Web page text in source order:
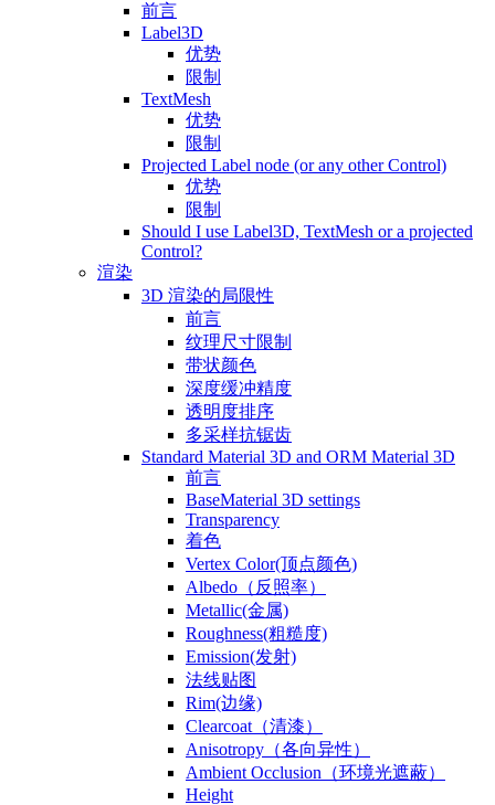
前言
Label3D
优势
限制
TextMesh
优势
限制
Projected Label node (or any other Control)
优势
限制
Should I use Label3D, TextMesh or a projected
Control?
渲染
3D 渲染的局限性
前言
纹理尺寸限制
带状颜色
深度缓冲精度
透明度排序
多采样抗锯齿
Standard Material 3D and ORM Material 3D
前言
BaseMaterial 3D settings
Transparency
着色
Vertex Color(顶点颜色)
Albedo（反照率）
Metallic(金属)
Roughness(粗糙度)
Emission(发射)
法线贴图
Rim(边缘)
Clearcoat（清漆）
Anisotropy（各向异性）
Ambient Occlusion（环境光遮蔽）
Height